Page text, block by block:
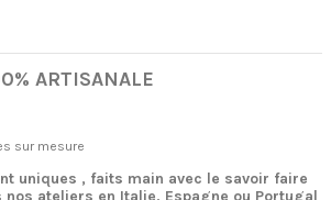
ARTISANALE
uniques , faits main avec le savoir faire
ateliers en Italie, Espagne ou Portugal